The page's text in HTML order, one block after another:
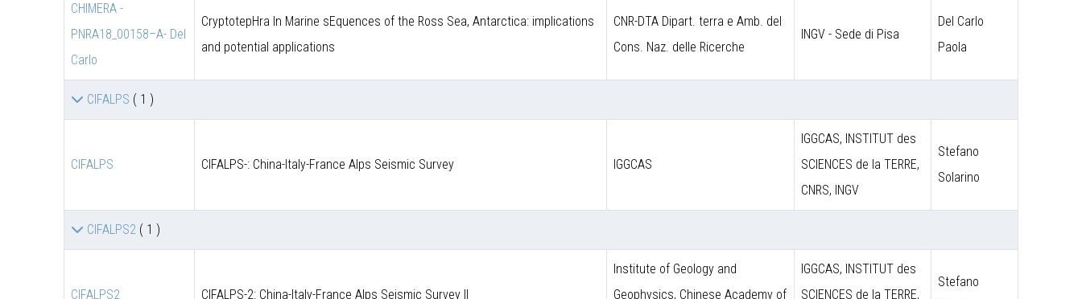
CHIMERA -
PNRA18_00158–A- Del
Carlo
CryptotepHra In Marine sEquences of the Ross Sea, Antarctica: implications
and potential applications
CNR-DTA Dipart. terra e Amb. del
Cons. Naz. delle Ricerche
INGV - Sede di Pisa
Del Carlo
Paola
CIFALPS ( 1 )
CIFALPS CIFALPS-: China-Italy-France Alps Seismic Survey IGGCAS
IGGCAS, INSTITUT des
SCIENCES de la TERRE,
CNRS, INGV
Stefano
Solarino
CIFALPS2 ( 1 )
CIFALPS2 CIFALPS-2: China-Italy-France Alps Seismic Survey II
Institute of Geology and
Geophysics, Chinese Academy of
IGGCAS, INSTITUT des
SCIENCES de la TERRE,
Stefano